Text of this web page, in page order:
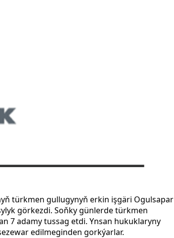
türkmen gullugynyň erkin işgäri Ogulsapar
görkezdi. Soňky günlerde türkmen
7 adamy tussag etdi. Ynsan hukuklaryny
edilmeginden gorkýarlar.